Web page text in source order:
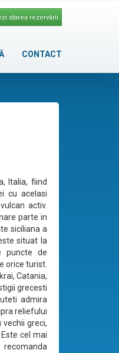
starea rezervării
CONTACT
Italia, fiind
cu acelasi
activ.
parte in
siciliana a
situat la
puncte de
orice turist.
Catania,
grecesti
admira
reliefului
greci,
cel mai